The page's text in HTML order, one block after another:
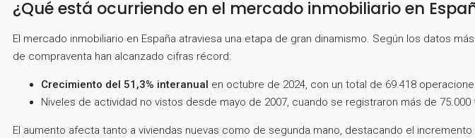
¿Qué está ocurriendo en el mercado inmobiliario en
El mercado inmobiliario en España atraviesa una etapa de gran dinamismo. Según los datos
de compraventa han alcanzado cifras récord:
Crecimiento del 51,3% interanual en octubre de 2024, con un total de 69.418
Niveles de actividad no vistos desde mayo de 2007, cuando se registraron más de
El aumento afecta tanto a viviendas nuevas como de segunda mano, destacando el incremento